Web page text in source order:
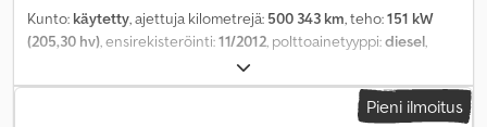
Kunto: käytetty, ajettuja kilometrejä: 500 343 km, teho:151 kW
(205,30 hv), ensirekisteröinti:11/2012, polttoainetyyppi:diesel,
, akselikokoonpano:
keltainen, vaihteistotyyppi:mekaaninen, päästöluokka:Euro 5,
Pieni ilmoitus